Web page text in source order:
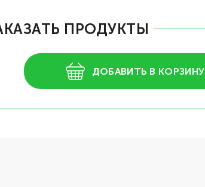
ПРОДУКТЫ
ДОБАВИТЬ В КОРЗИНУ